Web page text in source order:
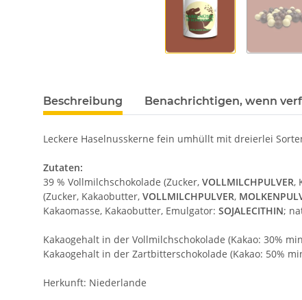
Beschreibung Benachrichtigen, wenn
Leckere Haselnusskerne fein umhüllt mit dreierlei
Zutaten:
39 % Vollmilchschokolade (Zucker, VOLLMILCHPULVER,
(Zucker, Kakaobutter, VOLLMILCHPULVER,
Kakaomasse, Kakaobutter, Emulgator: SOJALECITHIN;
Kakaogehalt in der Vollmilchschokolade (Kakao: 30%
Kakaogehalt in der Zartbitterschokolade (Kakao: 50%
Herkunft: Niederlande